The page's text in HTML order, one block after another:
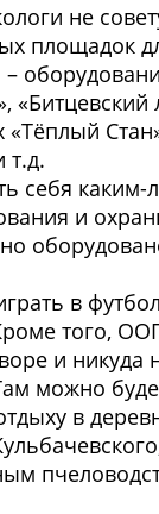
не
площадок
т.д.
себя
и
в
того,
и никуда
можно
в